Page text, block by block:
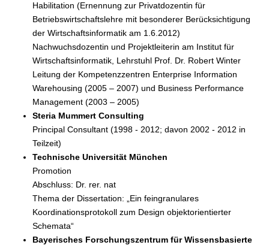
Habilitation (Ernennung zur Privatdozentin für
Betriebswirtschaftslehre mit besonderer Berücksichtigung
der Wirtschaftsinformatik am 1.6.2012)
Nachwuchsdozentin und Projektleiterin am Institut für
Wirtschaftsinformatik, Lehrstuhl Prof. Dr. Robert Winter
Leitung der Kompetenzzentren Enterprise Information
Warehousing (2005 – 2007) und Business Performance
Management (2003 – 2005)
Steria Mummert Consulting
Principal Consultant (1998 - 2012; davon 2002 - 2012 in
Teilzeit)
Technische Universität München
Promotion
Abschluss: Dr. rer. nat
Thema der Dissertation: „Ein feingranulares
Koordinationsprotokoll zum Design objektorientierter
Schemata“
Bayerisches Forschungszentrum für Wissensbasierte